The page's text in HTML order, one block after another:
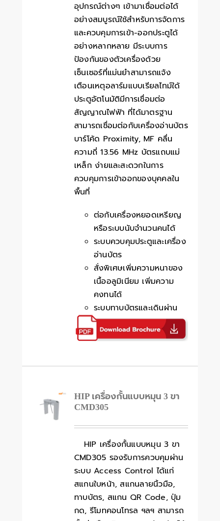
อุปกรณ์ต่างๆ เข้ามาเชื่อมต่อได้
อย่างสมบูรณ์ใช้สำหรับการจัดการ
และควบคุมการเข้า-ออกประตูได้
อย่างหลากหลาย มีระบบการ
ป้องกันของตัวเครื่องด้วย
เซ็นเซอร์ที่แม่นยำสามารถแจ้ง
เตือนเหตุอลาร์มแบบเรียลไทม์ใด้
ประตูอัตโนมัติมีการเชื่อมต่อ
สัญญาณไฟฟ้า ที่ได้มาตรฐาน
สามารถเชื่อมต่อกับเครื่องอ่านบัตร
บาร์โค้ด Proximity, MF คลื่น
ความถี่ 13.56 MHz บัตรแถบแม่
เหล็ก ง่ายและสะดวกในการ
ควบคุมการเข้าออกของบุคคลใน
พื้นที่
ต่อกับเครื่องหยอดเหรียญ
หรือระบบนับจำนวนคนได้
ระบบควบคุมประตูและเครื่อง
อ่านบัตร
สั่งพิเศษเพิ่มความหนาของ
เนื้ออลูมิเนียม เพิ่มความ
คงทนได้
ระบบทาบบัตรและเดินผ่าน
HIP เครื่องกั้นแบบหมุน 3 ขา
CMD305
HIP เครื่องกั้นแบบหมุน 3 ขา
CMD305 รองรับการควบคุมผ่าน
ระบบ Access Control ได้แก่
สแกนใบหน้า, สแกนลายนิ้วมือ,
ทาบบัตร, สแกน QR Code, ปุ่ม
กด, รีโมทคอนโทรล ฯลฯ สามารถ